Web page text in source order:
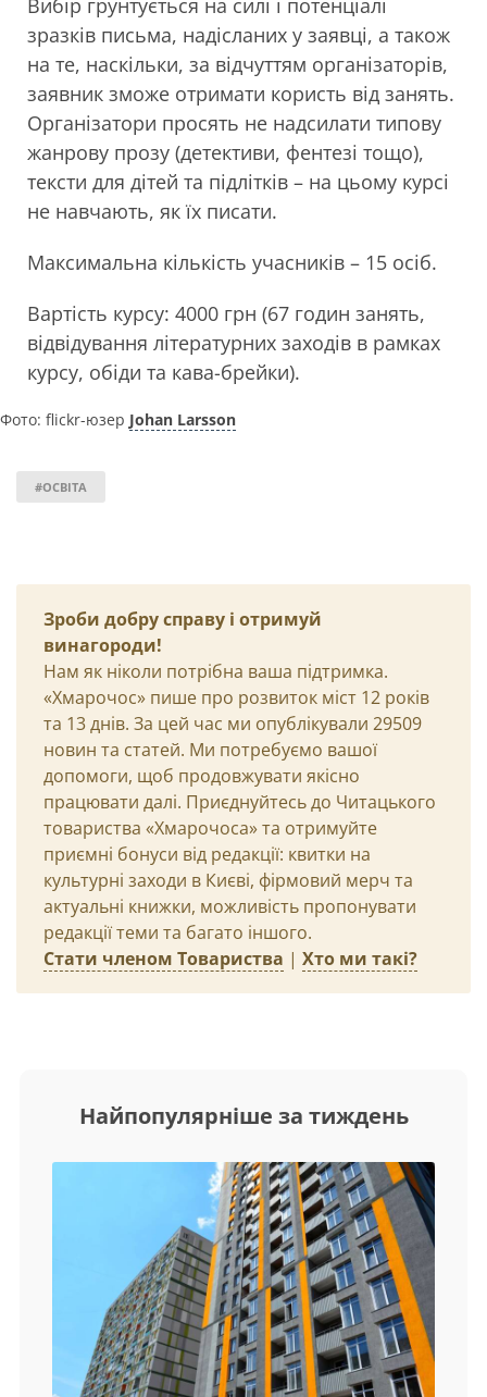
Вибір грунтується на силі і потенціалі
зразків письма, надісланих у заявці, а також
на те, наскільки, за відчуттям організаторів,
заявник зможе отримати користь від занять.
Організатори просять не надсилати типову
жанрову прозу (детективи, фентезі тощо),
тексти для дітей та підлітків – на цьому курсі
не навчають, як їх писати.
Максимальна кількість учасників – 15 осіб.
Вартість курсу: 4000 грн (67 годин занять,
відвідування літературних заходів в рамках
курсу, обіди та кава-брейки).
Фото: flickr-юзер Johan Larsson
#ОСВІТА
Зроби добру справу і отримуй
винагороди!
Нам як ніколи потрібна ваша підтримка.
«Хмарочос» пише про розвиток міст 12 років
та 13 днів. За цей час ми опублікували 29509
новин та статей. Ми потребуємо вашої
допомоги, щоб продовжувати якісно
працювати далі. Приєднуйтесь до Читацького
товариства «Хмарочоса» та отримуйте
приємні бонуси від редакції: квитки на
культурні заходи в Києві, фірмовий мерч та
актуальні книжки, можливість пропонувати
редакції теми та багато іншого.
Стати членом Товариства | Хто ми такі?
Найпопулярніше за тиждень